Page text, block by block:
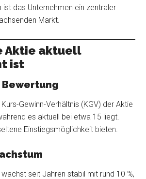
ist das Unternehmen ein zentraler
Markt.
Aktie aktuell
ist
Bewertung
Gewinn-Verhältnis (KGV) der Aktie
es aktuell bei etwa 15 liegt.
Einstiegsmöglichkeit bieten.
seit Jahren stabil mit rund 10 %,